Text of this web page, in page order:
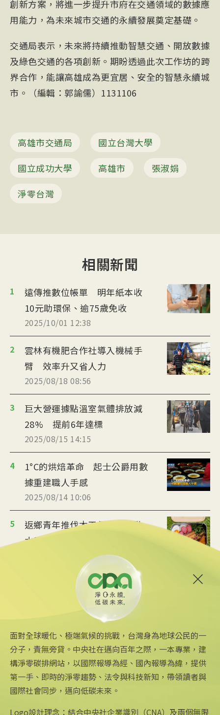
創新方案，將進一步提升市府在交通領域的數據應
用能力，為未來城市交通的永續發展奠定基礎。
交通局表示，未來將持續推動智慧交通、開放數據
及綠色交通的各項創新。期盼透過此次工作坊的跨
界合作，能讓高雄成為更宜居、安全的智慧永續城
市。（編輯：郭諭儒）1131106
高雄市交通局
國立台灣大學
國立成功大學
高雄市
張淑娟
淨零台灣
相關新聞
1
遠傳推數位帳單 明年紙本收
10元助環保、逾75歲免收
2025/10/01 12:38
2
雲林有機肥合作社導入機械手
臂 效率升又省人力
2025/08/18 08:56
3
巨大營運據點溫室氣體排放減
28% 提前6年達標
2025/08/15 14:15
4
1°C的烘焙革命 起士公爵用數
據重建職人手感
2025/08/14 10:06
5
返鄉青年推伐木工便當 帶動
水里觀光與減碳經濟
台中智慧停車無紙化9/8上線
2025/08/11 18:54
中央社網站
中央通訊社
關注更多
友善連結 公司簡介
面對全球暖化、極端氣候的挑戰，台灣身為地球公民的一
分子，責無旁貸。中央社在邁向百年之際，一本專業，建
構淨零碳排網站，以國際報導為經、國內報導為緯，提供
第一手、即時的淨零趨勢、法令與科技新知，帶領讀者與
國際社會同步，邁向低碳未來。
Logo設計理念：結合中央社企業識別（CNA）及兩個無限